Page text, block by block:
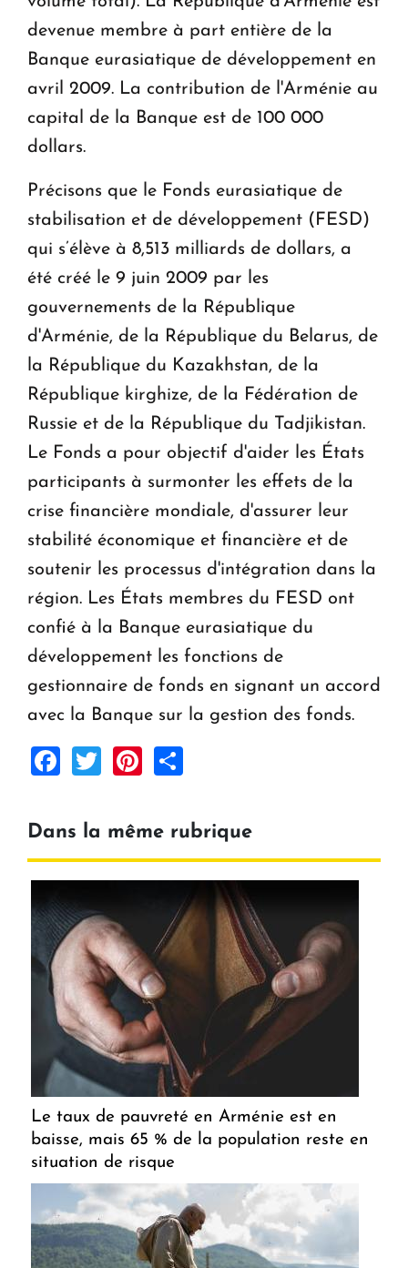
devenue membre à part entière de la
Banque eurasiatique de développement en
avril 2009. La contribution de l'Arménie au
capital de la Banque est de 100 000
dollars.
Précisons que le Fonds eurasiatique de
stabilisation et de développement (FESD)
qui s’élève à 8,513 milliards de dollars, a
été créé le 9 juin 2009 par les
gouvernements de la République
d'Arménie, de la République du Belarus, de
la République du Kazakhstan, de la
République kirghize, de la Fédération de
Russie et de la République du Tadjikistan.
Le Fonds a pour objectif d'aider les États
participants à surmonter les effets de la
crise financière mondiale, d'assurer leur
stabilité économique et financière et de
soutenir les processus d'intégration dans la
région. Les États membres du FESD ont
confié à la Banque eurasiatique du
développement les fonctions de
gestionnaire de fonds en signant un accord
avec la Banque sur la gestion des fonds.
Facebook
TwitterPinterest
Dans la même rubrique
Le taux de pauvreté en Arménie est en
baisse, mais 65 % de la population reste en
situation de risque